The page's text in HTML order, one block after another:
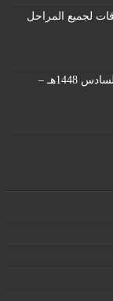
لجميع المراحل
دليل الخطط الدراسية الإصدار السادس 1448هـ –